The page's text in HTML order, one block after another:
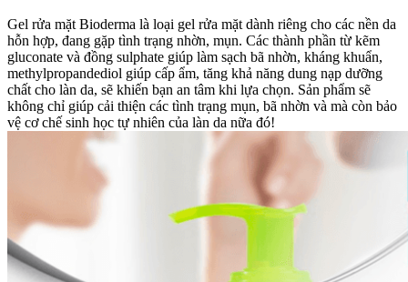
Gel rửa mặt Bioderma là loại gel rửa mặt dành riêng cho các nền da
hỗn hợp, đang gặp tình trạng nhờn, mụn. Các thành phần từ kẽm
gluconate và đồng sulphate giúp làm sạch bã nhờn, kháng khuẩn,
methylpropandediol giúp cấp ẩm, tăng khả năng dung nạp dưỡng
chất cho làn da, sẽ khiến bạn an tâm khi lựa chọn. Sản phẩm sẽ
không chỉ giúp cải thiện các tình trạng mụn, bã nhờn và mà còn bảo
vệ cơ chế sinh học tự nhiên của làn da nữa đó!